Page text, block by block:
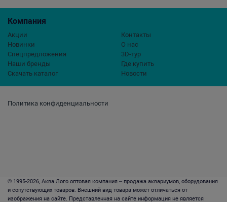
Политика конфиденциальности
Компания
Акции
Новинки
Спецпредложения
Наши бренды
Скачать каталог
Контакты
О нас
3D-тур
Где купить
Новости
© 1995-2026, Аква Лого оптовая компания – продажа аквариумов, оборудования
и сопутствующих товаров. Внешний вид товара может отличаться от
изображения на сайте. Представленная на сайте информация не является